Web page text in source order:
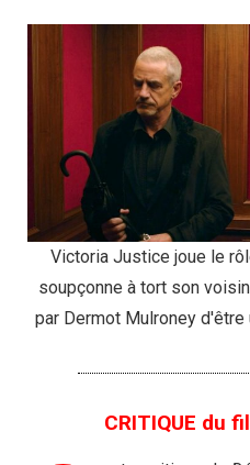
Victoria Justice joue le
soupçonne à tort son
par Dermot Mulroney
CRITIQUE du